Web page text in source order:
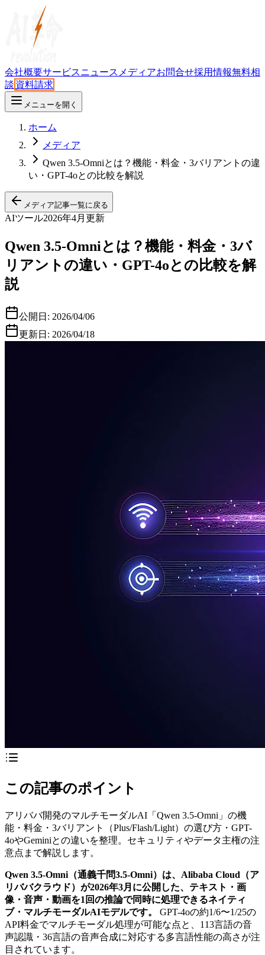
会社概要サービスニュース メディアお問合せ採用情報無料相
談 資料請求
メニューを開く
ホーム
メディア
Qwen 3.5-Omniとは？機能・料金・3バリアントの違
い・GPT-4oとの比較を解説
メディア記事一覧に戻る
AIツール2026年4月更新
Qwen 3.5-Omniとは？機能・料金・3バ
リアントの違い・GPT-4oとの比較を解
説
公開日: 2026/04/06
更新日: 2026/04/18
この記事のポイント
アリババ開発のマルチモーダルAI「Qwen 3.5-Omni」の機
能・料金・3バリアント（Plus/Flash/Light）の選び方・GPT-
4oやGeminiとの違いを整理。セキュリティやデータ主権の注
意点まで解説します。
Qwen 3.5-Omni（通義千問3.5-Omni）は、Alibaba Cloud（ア
リババクラウド）が2026年3月に公開した、テキスト・画
像・音声・動画を1回の推論で同時に処理できるネイティ
ブ・マルチモーダルAIモデルです。
GPT-4oの約1/6〜1/25の
API料金でマルチモーダル処理が可能な点と、113言語の音
声認識・36言語の音声合成に対応する多言語性能の高さが注
目されています。